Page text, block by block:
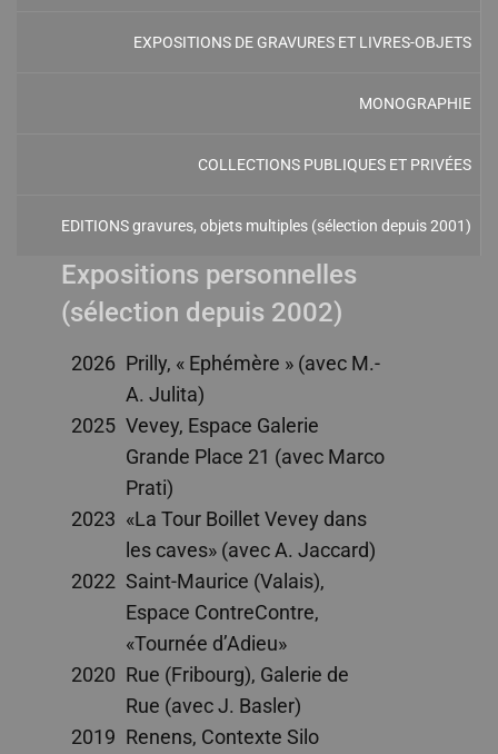
EXPOSITIONS DE GRAVURES ET LIVRES-OBJETS
MONOGRAPHIE
COLLECTIONS PUBLIQUES ET PRIVÉES
EDITIONS gravures, objets multiples (sélection depuis 2001)
Expositions personnelles
(sélection depuis 2002)
2026 Prilly, « Ephémère » (avec M.-
A. Julita)
2025 Vevey, Espace Galerie
Grande Place 21 (avec Marco
Prati)
2023 «La Tour Boillet Vevey dans
les caves» (avec A. Jaccard)
2022 Saint-Maurice (Valais),
Espace ContreContre,
«Tournée d’Adieu»
2020 Rue (Fribourg), Galerie de
Rue (avec J. Basler)
2019 Renens, Contexte Silo